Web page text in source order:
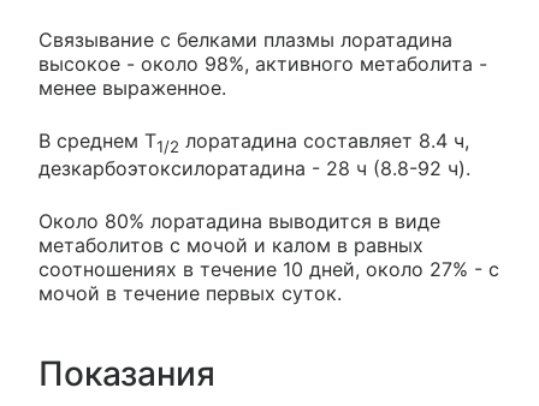
Связывание с белками плазмы лоратадина
высокое - около 98%, активного метаболита -
менее выраженное.
В среднем T1/2 лоратадина составляет 8.4 ч,
дезкарбоэтоксилоратадина - 28 ч (8.8-92 ч).
Около 80% лоратадина выводится в виде
метаболитов с мочой и калом в равных
соотношениях в течение 10 дней, около 27% - с
мочой в течение первых суток.
Показания